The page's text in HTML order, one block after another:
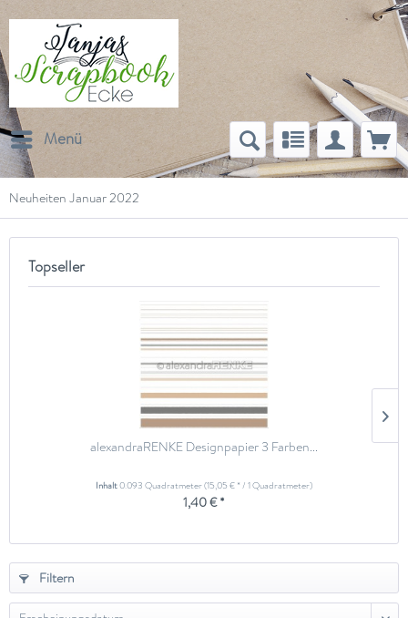
Menü
Neuheiten Januar 2022
Topseller
alexandraRENKE Designpapier 3 Farben...
Inhalt0.093 Quadratmeter(15,05 € * / 1 Quadratmeter)
1,40 € *
Filtern